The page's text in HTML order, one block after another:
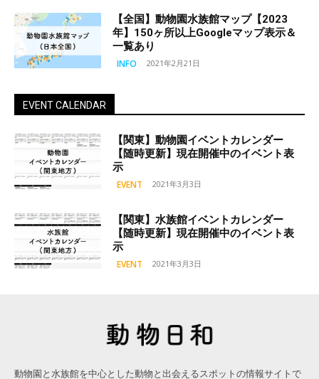
【全国】動物園水族館マップ【2023
年】150ヶ所以上Googleマップ表示＆
一覧あり
INFO 2021年2月21日
EVENT CALENDAR
【関東】動物園イベントカレンダー
【随時更新】現在開催中のイベント表
示
EVENT 2021年3月3日
【関東】水族館イベントカレンダー
【随時更新】現在開催中のイベント表
示
EVENT 2021年3月3日
動物園と水族館を中心とした動物と出会えるスポットの情報サイトで